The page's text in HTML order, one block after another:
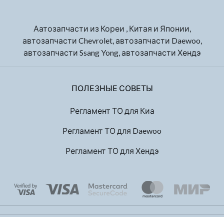
Аатозапчасти из Кореи , Китая и Японии,
автозапчасти Chevrolet, автозапчасти Daewoo,
автозапчасти Ssang Yong, автозапчасти Хендэ
ПОЛЕЗНЫЕ СОВЕТЫ
Регламент ТО для Киа
Регламент ТО для Daewoo
Регламент ТО для Хендэ